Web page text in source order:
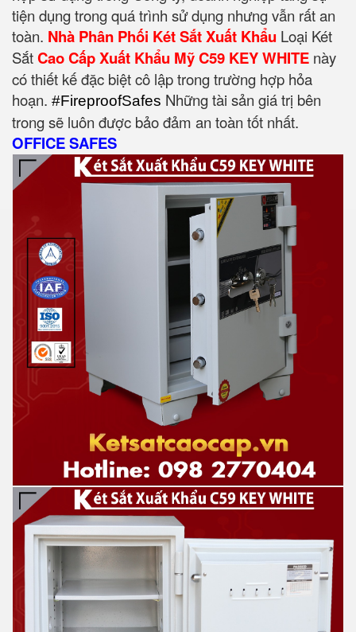
tiện dụng trong quá trình sử dụng nhưng vẫn rất an
toàn. Nhà Phân Phối Két Sắt Xuất Khẩu Loại Két
SắtCao Cấp Xuất Khẩu Mỹ C59 KEY WHITE này
có thiết kế đặc biệt cô lập trong trường hợp hỏa
hoạn. #FireproofSafes Những tài sản giá trị bên
trong sẽ luôn được bảo đảm an toàn tốt nhất.
OFFICE SAFES